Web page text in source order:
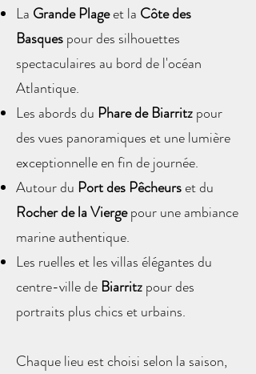
La Grande Plageet la Côte des
Basquespour des silhouettes
spectaculaires au bord de l'océan
Atlantique.
Les abords du Phare de Biarritzpour
des vues panoramiques et une lumière
exceptionnelle en fin de journée.
Autour du Port des Pêcheurset du
Rocher de la Viergepour une ambiance
marine authentique.
Les ruelles et les villas élégantes du
centre-ville de Biarritzpour des
portraits plus chics et urbains.
Chaque lieu est choisi selon la saison,